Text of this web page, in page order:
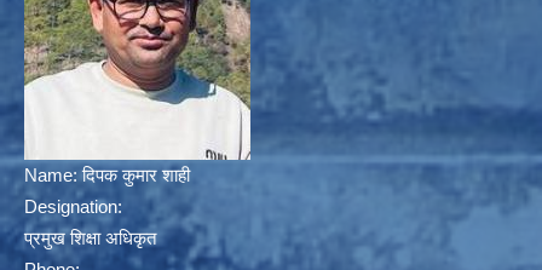
Name:दिपक कुमार शाही
Designation:
प्रमुख शिक्षा अधिकृत